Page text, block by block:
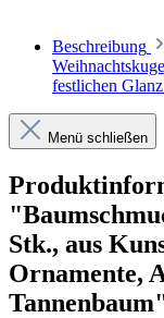
Beschreibung
festlichen
Menü schließen
Stk., aus
Ornamente,